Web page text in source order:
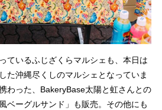
ているふじざくらマルシェも、本日は
た沖縄尽くしのマルシェとなっていま
わった、BakeryBase太陽と虹さんとの
ベーグルサンド」も販売。その他にも